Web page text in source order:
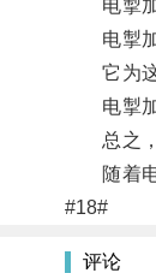
电掣加
电掣加
它为这
电掣加
总之，
随着电
#18#
评论